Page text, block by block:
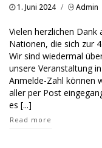
1. Juni 2024 / Admin
Vielen herzlichen Dank
Nationen, die sich zur
Wir sind wiedermal
unsere Veranstaltung
Anmelde-Zahl können
aller per Post
es [...]
Read more